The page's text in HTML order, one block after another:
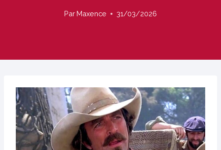
Par Maxence 31/03/2026